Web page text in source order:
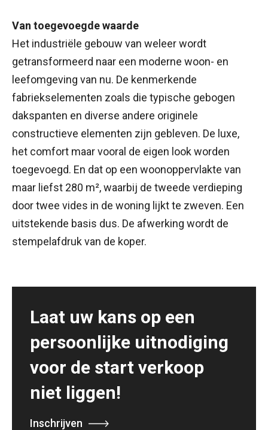
Van toegevoegde waarde
Het industriële gebouw van weleer wordt
getransformeerd naar een moderne woon- en
leefomgeving van nu. De kenmerkende
fabriekselementen zoals die typische gebogen
dakspanten en diverse andere originele
constructieve elementen zijn gebleven. De luxe,
het comfort maar vooral de eigen look worden
toegevoegd. En dat op een woonoppervlakte van
maar liefst 280 m², waarbij de tweede verdieping
door twee vides in de woning lijkt te zweven. Een
uitstekende basis dus. De afwerking wordt de
stempelafdruk van de koper.
Laat uw kans op een
persoonlijke uitnodiging
voor de start verkoop
niet liggen!
Inschrijven